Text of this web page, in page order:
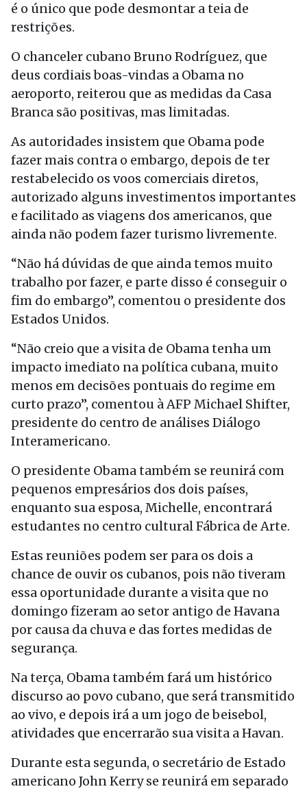
é o único que pode desmontar a teia de
restrições.
O chanceler cubano Bruno Rodríguez, que
deus cordiais boas-vindas a Obama no
aeroporto, reiterou que as medidas da Casa
Branca são positivas, mas limitadas.
As autoridades insistem que Obama pode
fazer mais contra o embargo, depois de ter
restabelecido os voos comerciais diretos,
autorizado alguns investimentos importantes
e facilitado as viagens dos americanos, que
ainda não podem fazer turismo livremente.
“Não há dúvidas de que ainda temos muito
trabalho por fazer, e parte disso é conseguir o
fim do embargo”, comentou o presidente dos
Estados Unidos.
“Não creio que a visita de Obama tenha um
impacto imediato na política cubana, muito
menos em decisões pontuais do regime em
curto prazo”, comentou à AFP Michael Shifter,
presidente do centro de análises Diálogo
Interamericano.
O presidente Obama também se reunirá com
pequenos empresários dos dois países,
enquanto sua esposa, Michelle, encontrará
estudantes no centro cultural Fábrica de Arte.
Estas reuniões podem ser para os dois a
chance de ouvir os cubanos, pois não tiveram
essa oportunidade durante a visita que no
domingo fizeram ao setor antigo de Havana
por causa da chuva e das fortes medidas de
segurança.
Na terça, Obama também fará um histórico
discurso ao povo cubano, que será transmitido
ao vivo, e depois irá a um jogo de beisebol,
atividades que encerrarão sua visita a Havan.
Durante esta segunda, o secretário de Estado
americano John Kerry se reunirá em separado